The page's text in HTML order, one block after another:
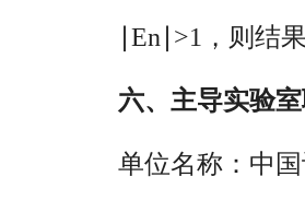
∣En∣>1，则结
六、主导实验
单位名称：中